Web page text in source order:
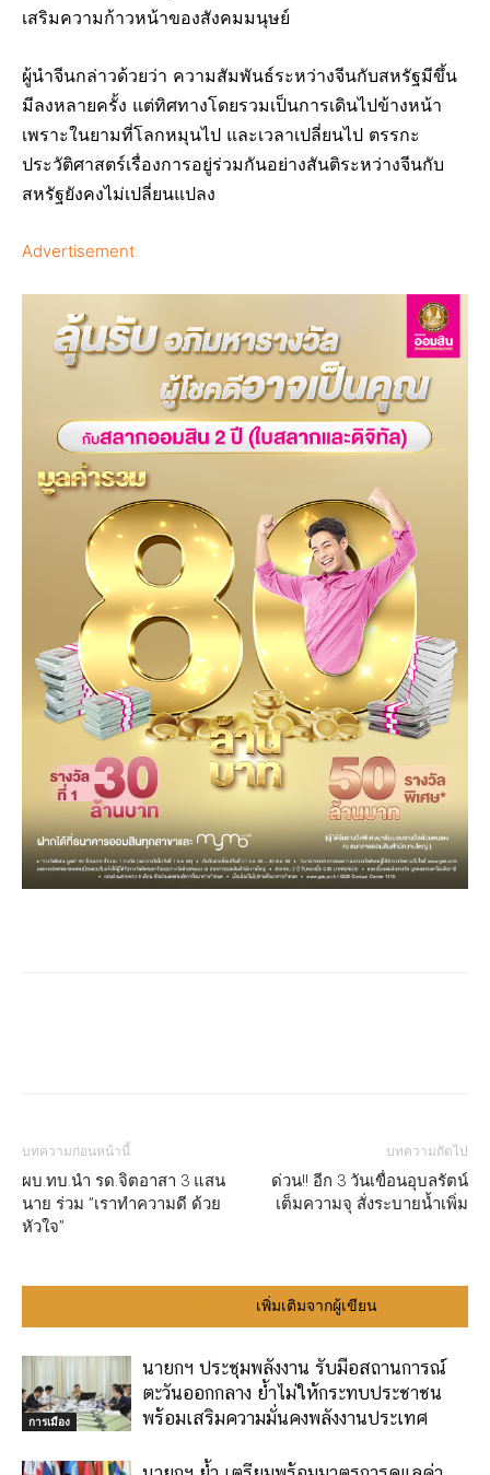
เสริมความก้าวหน้าของสังคมมนุษย์
ผู้นำจีนกล่าวด้วยว่า ความสัมพันธ์ระหว่างจีนกับสหรัฐมีขึ้น
มีลงหลายครั้ง แต่ทิศทางโดยรวมเป็นการเดินไปข้างหน้า
เพราะในยามที่โลกหมุนไป และเวลาเปลี่ยนไป ตรรกะ
ประวัติศาสตร์เรื่องการอยู่ร่วมกันอย่างสันติระหว่างจีนกับ
สหรัฐยังคงไม่เปลี่ยนแปลง
Advertisement
บทความก่อนหน้านี้
ผบ.ทบ.นำ รด.จิตอาสา 3 แสน
นาย ร่วม ”เราทำความดี ด้วย
หัวใจ”
บทความถัดไป
ด่วน!! อีก 3 วันเขื่อนอุบลรัตน์
เต็มความจุ สั่งระบายน้ำเพิ่ม
เพิ่มเติมจากผู้เขียน
การเมือง
นายกฯ ประชุมพลังงาน รับมือสถานการณ์
ตะวันออกกลาง ย้ำไม่ให้กระทบประชาชน
พร้อมเสริมความมั่นคงพลังงานประเทศ